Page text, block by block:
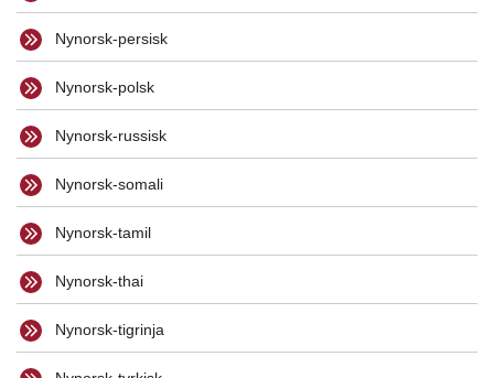
Nynorsk-persisk
Nynorsk-polsk
Nynorsk-russisk
Nynorsk-somali
Nynorsk-tamil
Nynorsk-thai
Nynorsk-tigrinja